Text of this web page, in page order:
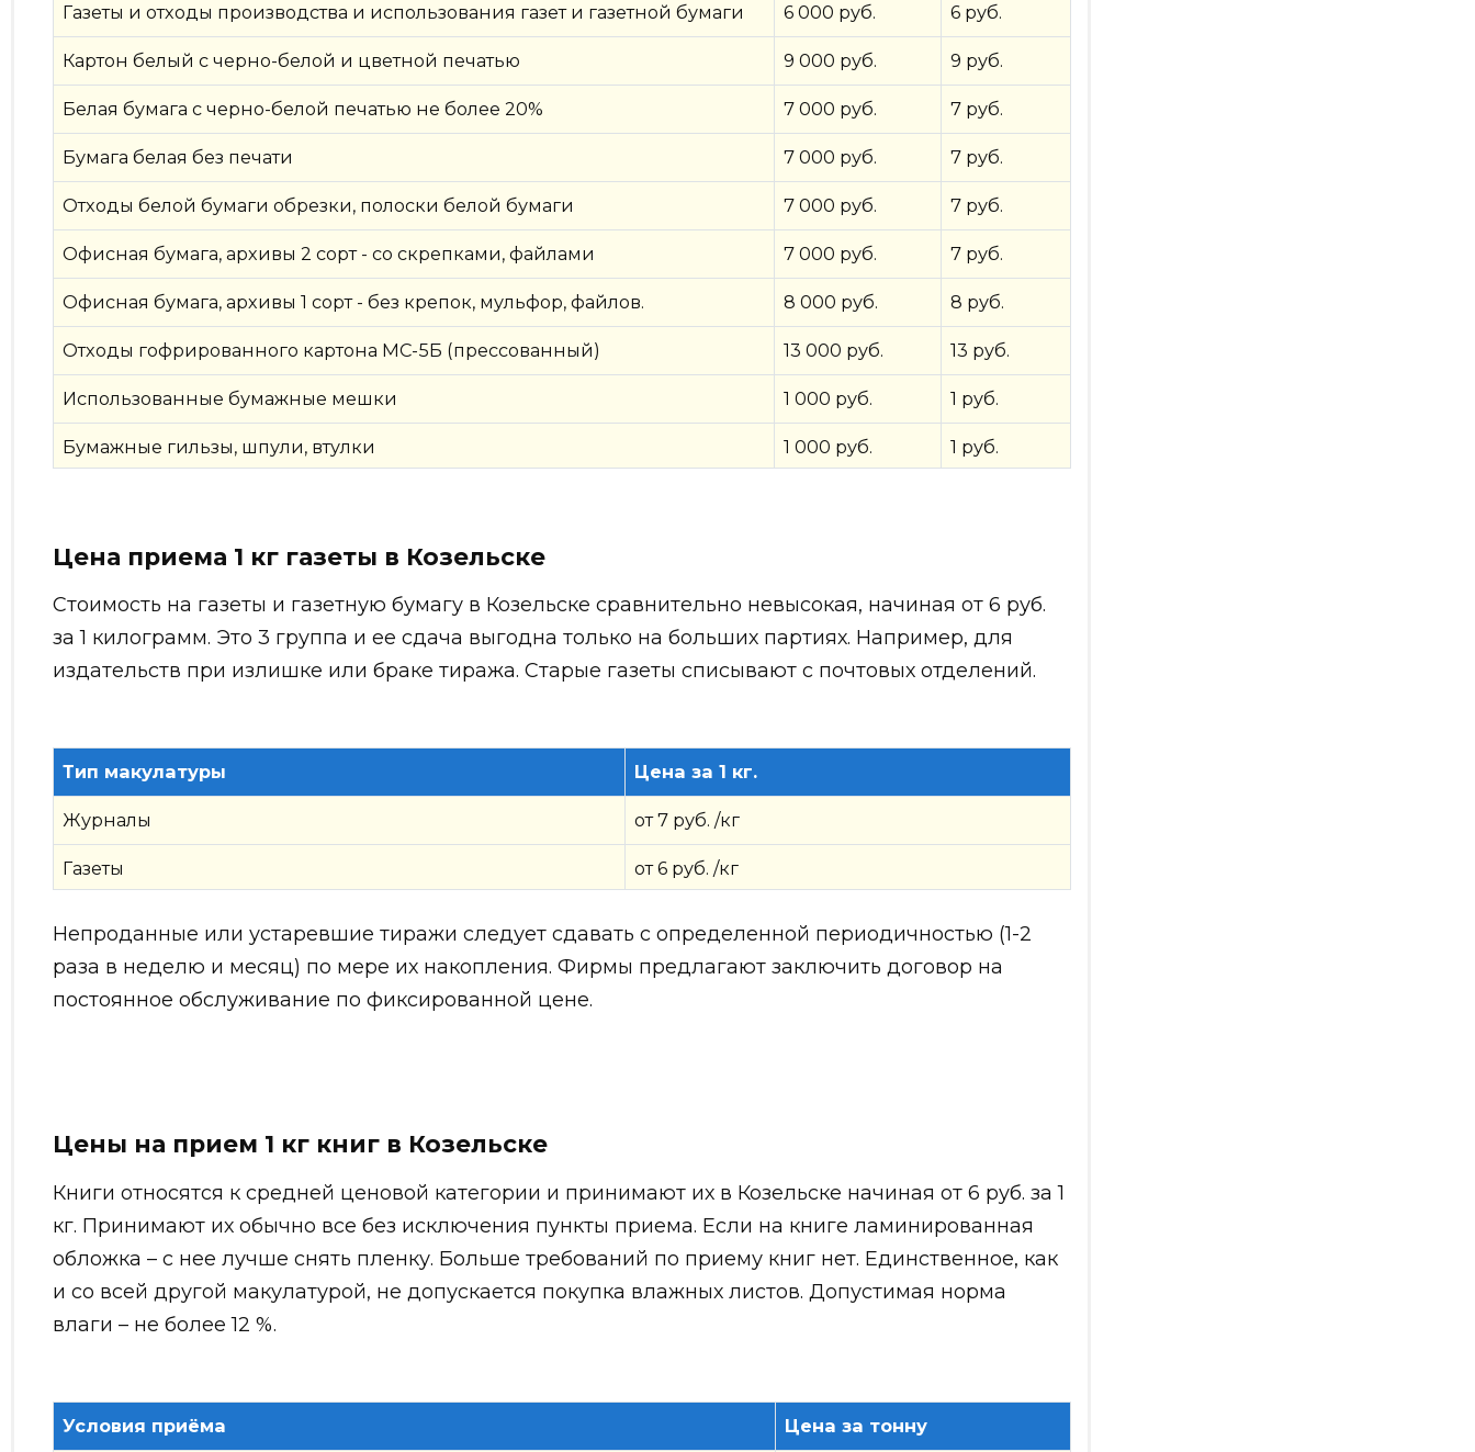
Газеты и отходы производства и использования газет и газетной бумаги 6 000 руб. 6 руб.
Картон белый с черно-белой и цветной печатью 9 000 руб. 9 руб.
Белая бумага с черно-белой печатью не более 20% 7 000 руб. 7 руб.
Бумага белая без печати 7 000 руб. 7 руб.
Отходы белой бумаги обрезки, полоски белой бумаги 7 000 руб. 7 руб.
Офисная бумага, архивы 2 сорт - со скрепками, файлами 7 000 руб. 7 руб.
Офисная бумага, архивы 1 сорт - без крепок, мульфор, файлов. 8 000 руб. 8 руб.
Отходы гофрированного картона МС-5Б (прессованный) 13 000 руб. 13 руб.
Использованные бумажные мешки 1 000 руб. 1 руб.
Бумажные гильзы, шпули, втулки 1 000 руб. 1 руб.
Цена приема 1 кг газеты в Козельске
Стоимость на газеты и газетную бумагу в Козельске сравнительно невысокая, начиная от 6 руб.
за 1 килограмм. Это 3 группа и ее сдача выгодна только на больших партиях. Например, для
издательств при излишке или браке тиража. Старые газеты списывают с почтовых отделений.
Тип макулатуры Цена за 1 кг.
Журналы от 7 руб. /кг
Газеты от 6 руб. /кг
Непроданные или устаревшие тиражи следует сдавать с определенной периодичностью (1-2
раза в неделю и месяц) по мере их накопления. Фирмы предлагают заключить договор на
постоянное обслуживание по фиксированной цене.
Цены на прием 1 кг книг в Козельске
Книги относятся к средней ценовой категории и принимают их в Козельске начиная от 6 руб. за 1
кг. Принимают их обычно все без исключения пункты приема. Если на книге ламинированная
обложка – с нее лучше снять пленку. Больше требований по приему книг нет. Единственное, как
и со всей другой макулатурой, не допускается покупка влажных листов. Допустимая норма
влаги – не более 12 %.
Условия приёма Цена за тонну